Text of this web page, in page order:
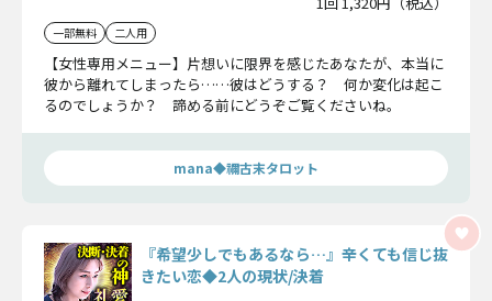
一部無料 二人用
【女性専用メニュー】片想いに限界を感じたあなたが、本当に
彼から離れてしまったら……彼はどうする？ 何か変化は起こ
るのでしょうか？ 諦める前にどうぞご覧くださいね。
mana◆禰古末タロット
『希望少しでもあるなら…』辛くても信じ抜
きたい恋◆2人の現状/決着